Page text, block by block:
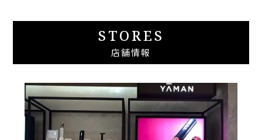
STORES
店舗情報